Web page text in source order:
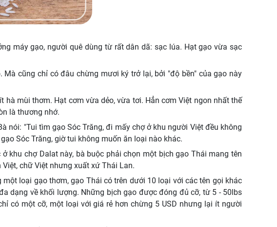
máy gạo, người quê dùng từ rất dân dã: sạc lúa. Hạt gạo vừa sạc
cũng chỉ có đâu chừng mươi ký trở lại, bởi "độ bền" của gạo này
mùi thơm. Hạt cơm vừa dẻo, vừa tơi. Hẳn cơm Việt ngon nhất thế
là thương nhớ.
"Tui tìm gạo Sóc Trăng, đi mấy chợ ở khu người Việt đều không
Sóc Trăng, giờ tui không muốn ăn loại nào khác.
khu chợ Dalat này, bà buộc phải chọn một bịch gạo Thái mang tên
chữ Việt nhưng xuất xứ Thái Lan.
loại gạo thơm, gạo Thái có trên dưới 10 loại với các tên gọi khác
dạng về khối lượng. Những bịch gạo được đóng đủ cỡ, từ 5 - 50lbs
có một cỡ, một loại với giá rẻ hơn chừng 5 USD nhưng lại ít người